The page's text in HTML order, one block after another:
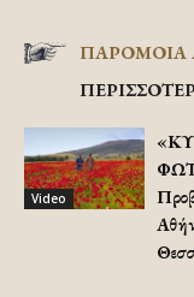
ΠΑΡΟΜΟΙΑ
Video